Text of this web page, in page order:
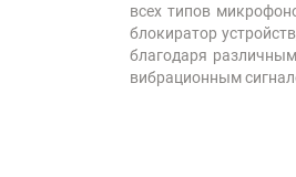
всех типов
блокиратор
благодаря
вибрационным